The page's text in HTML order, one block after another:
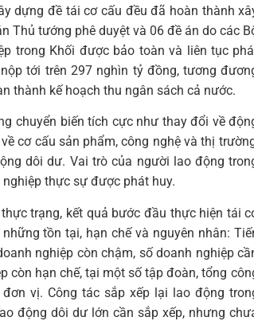
dựng đề tái cơ cấu đều đã hoàn thành
Thủ tướng phê duyệt và 06 đề án do các
trong Khối được bảo toàn và liên tục
tới trên 297 nghìn tỷ đồng, tương
thành kế hoạch thu ngân sách cả nước.
chuyển biến tích cực như thay đổi về
cơ cấu sản phẩm, công nghệ và thị
dôi dư. Vai trò của người lao động
thực sự được phát huy.
trạng, kết quả bước đầu thực hiện tái
tồn tại, hạn chế và nguyên nhân:
nghiệp còn chậm, số doanh nghiệp
còn hạn chế, tại một số tập đoàn, tổng
vị. Công tác sắp xếp lại lao động
động dôi dư lớn cần sắp xếp, nhưng
Tìm
kiếm...